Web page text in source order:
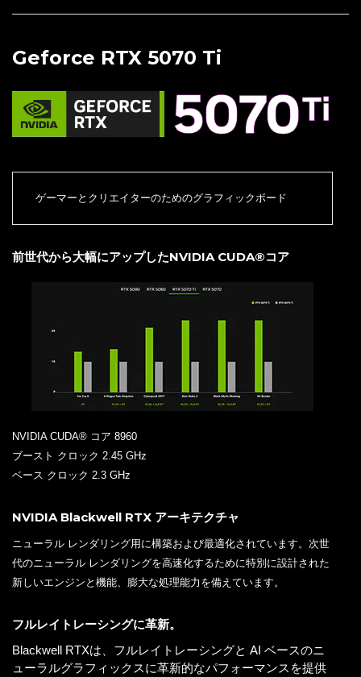
Geforce RTX 5070 Ti
ゲーマーとクリエイターのためのグラフィックボード
前世代から大幅にアップしたNVIDIA CUDA®コア
NVIDIA CUDA® コア 8960
ブースト クロック 2.45 GHz
ベース クロック 2.3 GHz
NVIDIA Blackwell RTX アーキテクチャ
ニューラル レンダリング用に構築および最適化されています。次世
代のニューラル レンダリングを高速化するために特別に設計された
新しいエンジンと機能、膨大な処理能力を備えています。
フルレイトレーシングに革新。
Blackwell RTXは、フルレイトレーシングと AI ベースのニ
ューラルグラフィックスに革新的なパフォーマンスを提供